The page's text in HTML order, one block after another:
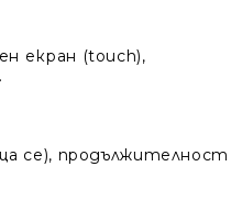
екран (touch),
се), продължителност